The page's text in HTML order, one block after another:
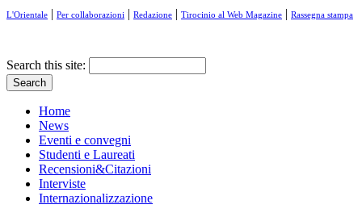
L'Orientale | Per collaborazioni | Redazione | Tirocinio al Web Magazine | Rassegna stampa
Search this site:
Home
News
Eventi e convegni
Studenti e Laureati
Recensioni&Citazioni
Interviste
Internazionalizzazione